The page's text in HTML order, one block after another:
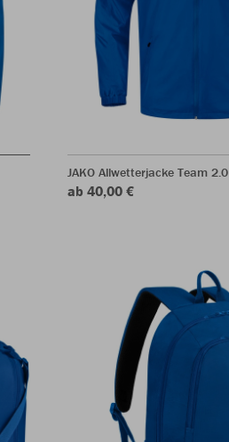
JAKO Allwetterjacke Team 2.0
ab 40,00 €